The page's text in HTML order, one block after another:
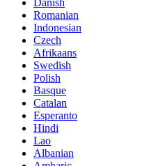
Danish
Romanian
Indonesian
Czech
Afrikaans
Swedish
Polish
Basque
Catalan
Esperanto
Hindi
Lao
Albanian